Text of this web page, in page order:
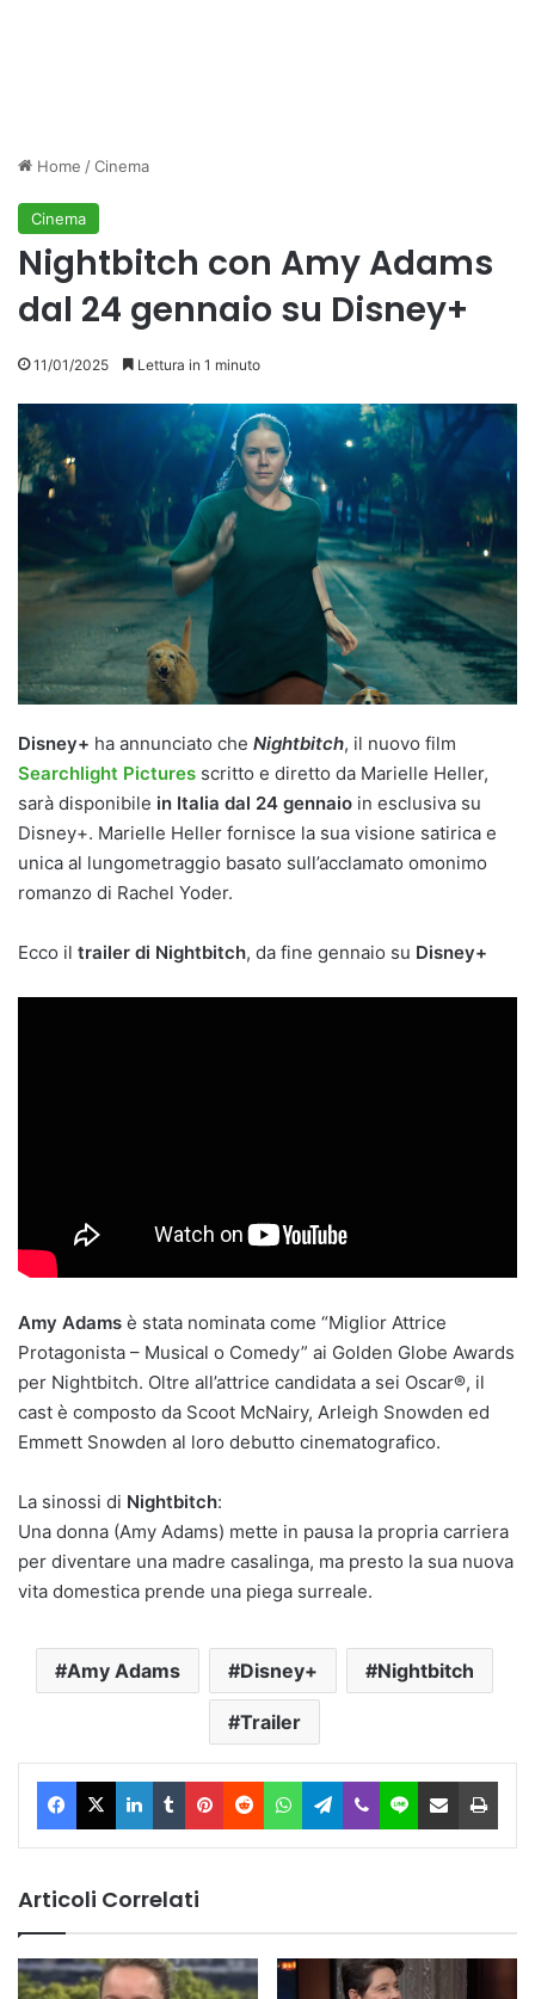
Home /Cinema
Cinema
Nightbitch con Amy Adams
dal 24 gennaio su Disney+
11/01/2025 Lettura in 1 minuto
Disney+ ha annunciato che Nightbitch, il nuovo film
Searchlight Pictures scritto e diretto da Marielle Heller,
sarà disponibile in Italia dal 24 gennaio in esclusiva su
Disney+. Marielle Heller fornisce la sua visione satirica e
unica al lungometraggio basato sull’acclamato omonimo
romanzo di Rachel Yoder.
Ecco il trailer di Nightbitch, da fine gennaio su Disney+
Amy Adams è stata nominata come “Miglior Attrice
Protagonista – Musical o Comedy” ai Golden Globe Awards
per Nightbitch. Oltre all’attrice candidata a sei Oscar®, il
cast è composto da Scoot McNairy, Arleigh Snowden ed
Emmett Snowden al loro debutto cinematografico.
La sinossi di Nightbitch:
Una donna (Amy Adams) mette in pausa la propria carriera
per diventare una madre casalinga, ma presto la sua nuova
vita domestica prende una piega surreale.
Amy Adams Disney+ Nightbitch
Trailer
Facebook
X LinkedIn
TumblrPinterest
RedditWhatsAppTelegram
ViberLine Condividi via Email
Articoli Correlati